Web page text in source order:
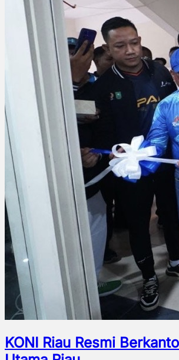
KONI Riau Resmi